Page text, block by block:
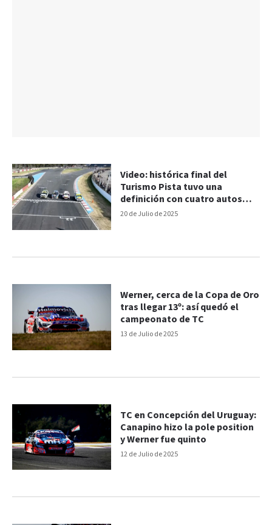
20 de Julio de 2025
Video: histórica final del
Turismo Pista tuvo una
definición con cuatro autos
sobre la línea
13 de Julio de 2025
Werner, cerca de la Copa de Oro
tras llegar 13º: así quedó el
campeonato de TC
12 de Julio de 2025
TC en Concepción del Uruguay:
Canapino hizo la pole position
y Werner fue quinto